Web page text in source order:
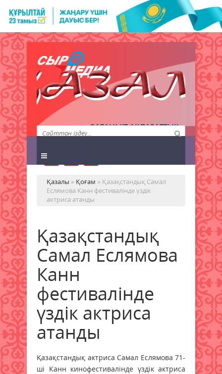
QAZALY.KZ АҚПАРАТТЫҚ
АГЕНТТІГІ
Қазалы » Қоғам » Қазақстандық Самал
Еслямова Канн фестивалінде үздік
актриса атанды
Қазақстандық
Самал Еслямова
Канн
фестивалінде
үздік актриса
атанды
Қазақстандық актриса Самал Еслямова 71-
ші Канн кинофестивалінде үздік актриса